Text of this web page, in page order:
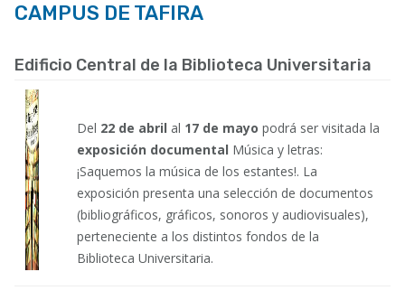
CAMPUS DE TAFIRA
Edificio Central de la Biblioteca Universitaria
Del 22 de abril al 17 de mayo podrá ser visitada la
exposición documental Música y letras:
¡Saquemos la música de los estantes!. La
exposición presenta una selección de documentos
(bibliográficos, gráficos, sonoros y audiovisuales),
perteneciente a los distintos fondos de la
Biblioteca Universitaria.